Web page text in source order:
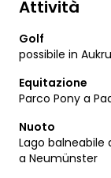
Attività
Golf
possibile in
Equitazione
Parco Pony a
Nuoto
Lago balneabile
a Neumünster